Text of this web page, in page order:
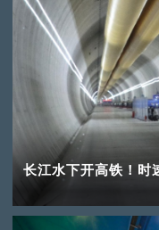
长江水下开高铁！时